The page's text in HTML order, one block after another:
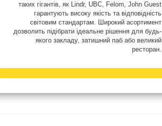
таких гігантів, як Lindr, UBC, Felom, John Guest
гарантують високу якість та відповідність
світовим стандартам. Широкий асортимент
дозволить підібрати ідеальне рішення для будь-
якого закладу, затишний паб або великий
ресторан.